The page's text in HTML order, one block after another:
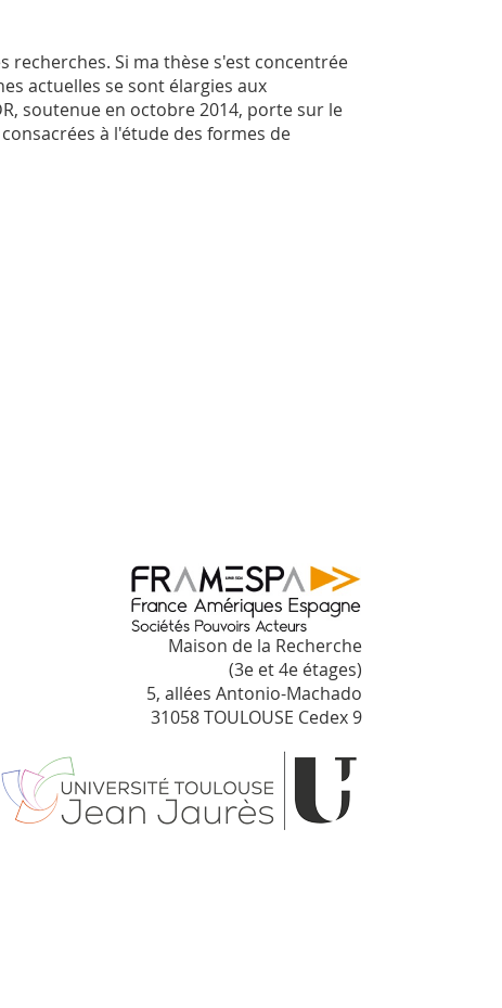
Si ma thèse s'est concentrée
actuelles se sont élargies aux
soutenue en octobre 2014, porte sur le
à l'étude des formes de
Maison de la Recherche
(3e et 4e étages)
5, allées Antonio-Machado
31058 TOULOUSE Cedex 9